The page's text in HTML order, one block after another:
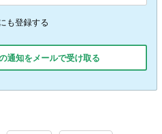
も登録する
通知をメールで受け取る